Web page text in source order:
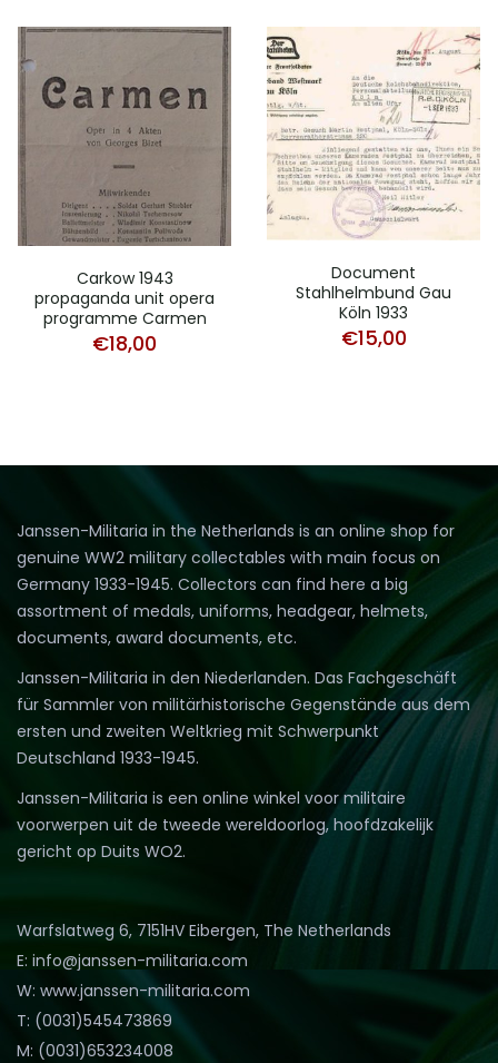
Carkow 1943
propaganda unit opera
programme Carmen
€18,00
Document
Stahlhelmbund Gau
Köln 1933
€15,00
Janssen-Militaria in the Netherlands is an online shop for
genuine WW2 military collectables with main focus on
Germany 1933-1945. Collectors can find here a big
assortment of medals, uniforms, headgear, helmets,
documents, award documents, etc.
Janssen-Militaria in den Niederlanden. Das Fachgeschäft
für Sammler von militärhistorische Gegenstände aus dem
ersten und zweiten Weltkrieg mit Schwerpunkt
Deutschland 1933-1945.
Janssen-Militaria is een online winkel voor militaire
voorwerpen uit de tweede wereldoorlog, hoofdzakelijk
gericht op Duits WO2.
Warfslatweg 6, 7151HV Eibergen, The Netherlands
E: info@janssen-militaria.com
W: www.janssen-militaria.com
T: (0031)545473869
M: (0031)653234008